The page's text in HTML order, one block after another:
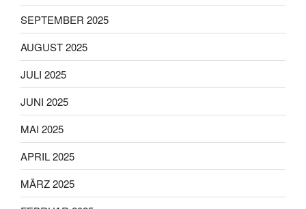
SEPTEMBER 2025
AUGUST 2025
JULI 2025
JUNI 2025
MAI 2025
APRIL 2025
MÄRZ 2025